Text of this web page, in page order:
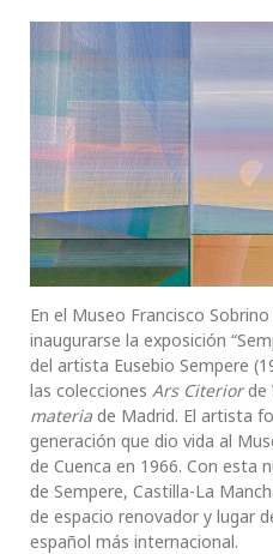
En el Museo Francisco
inaugurarse la exposición
del artista Eusebio Sempere
las colecciones Ars Citeriorde
materia de Madrid. El artista
generación que dio vida al
de Cuenca en 1966. Con esta
de Sempere, Castilla-La
de espacio renovador y lugar
español más internacional.